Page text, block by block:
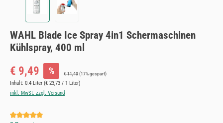
WAHL Blade Ice Spray 4in1 Schermaschinen
Kühlspray, 400 ml
Verkaufspreis:
€ 9,49 % Regulärer Preis:
€ 11,40(17% gespart)
Inhalt: 0.4 Liter (€ 23,73 / 1 Liter)
inkl. MwSt. zzgl. Versand